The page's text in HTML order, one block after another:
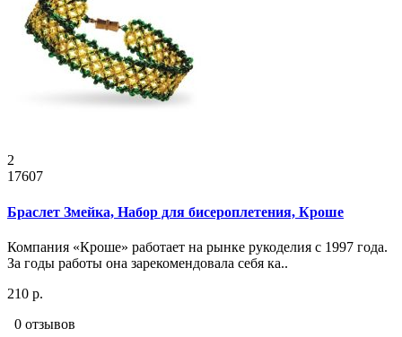
2
17607
Браслет Змейка, Набор для бисероплетения, Кроше
Компания «Кроше» работает на рынке рукоделия с 1997 года.
За годы работы она зарекомендовала себя ка..
210 р.
0 отзывов